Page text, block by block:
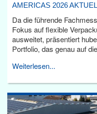
AMERICAS 2026
Da die führende
Fokus auf flexible
ausweitet, präsentiert
Portfolio, das genau auf
Weiterlesen...